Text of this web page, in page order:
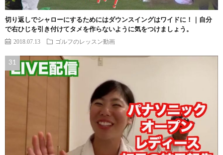
切り返しでシャローにするためにはダウンスイングはワイドに！｜自分
で右ひじを引き付けてタメを作らないように気をつけましょう。
2018.07.13 ゴルフのレッスン動画